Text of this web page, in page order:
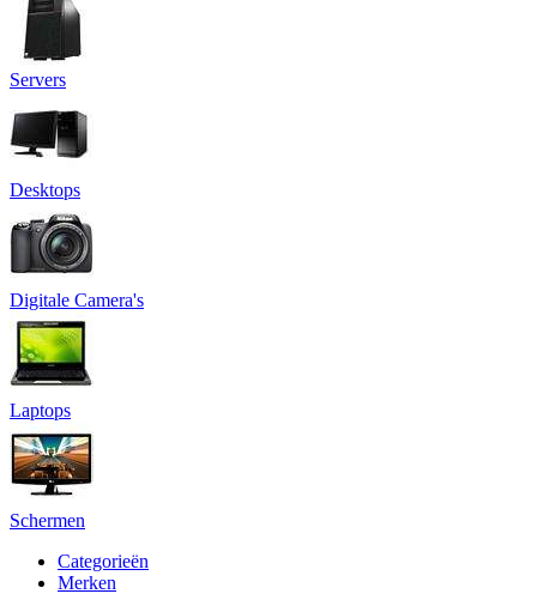
Servers
Desktops
Digitale Camera's
Laptops
Schermen
Categorieën
Merken